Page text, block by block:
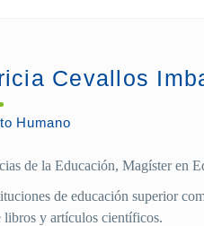
Cevallos
Humano
de la Educación, Magíster en
de educación superior
libros y artículos científicos.